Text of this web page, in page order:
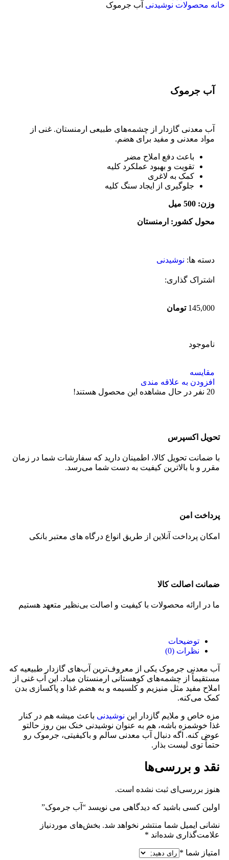
خانه محصولات نوشیدنی آب جرموک
آب جرموک
آب معدنی گازدار از چشمه‌های طبیعی ارمنستان. غنی از
مواد معدنی و مفید برای هضم.
باعث دفع املاح مضر
تقویت و بهبود عملکرد کلیه
کمک به لاغری
جلوگیری از ایجاد سنگ کلیه
وزن: 500 میل
محول کشور: ارمنستان
دسته ها: نوشیدنی
اشتراک گذاری:
145,000 تومان
ناموجود
مقایسه
افزودن به علاقه مندی
20 نفر در حال مشاهده این محصول هستند!
تحویل اکسپرس
با ضمانت تحویل کالا، اطمینان دارید که سفارشات شما در زمان
مقرر و با بالاترین کیفیت به دست شما می‌رسد.
پرداخت امن
امکان پرداخت آنلاین از طریق انواع درگاه های معتبر بانکی
ضمانت اصالت کالا
ما در ارائه محصولات با کیفیت و اصالت بی‌نظیر متعهد هستیم
توضیحات
نظرات (0)
آب معدنی جرموک یکی از معروف‌ترین آب‌های گازدار طبیعیه که
مستقیماً از چشمه‌های کوهستانی ارمنستان میاد. این آب غنی از
املاح مفید مثل منیزیم و کلسیمه و به هضم غذا و پاکسازی بدن
کمک می‌کنه.
مزه خاص و ملایم گازدار این نوشیدنی باعث میشه هم در کنار
غذا خوشمزه باشه، هم به‌ عنوان نوشیدنی خنک بین روز حالتو
عوض کنه. اگه دنبال آب معدنی سالم و باکیفیتی، جرموک رو
حتماً توی لیست بذار.
نقد و بررسی‌ها
هنوز بررسی‌ای ثبت نشده است.
اولین کسی باشید که دیدگاهی می نویسد “آب جرموک”
نشانی ایمیل شما منتشر نخواهد شد. بخش‌های موردنیاز
علامت‌گذاری شده‌اند *
امتیاز شما *